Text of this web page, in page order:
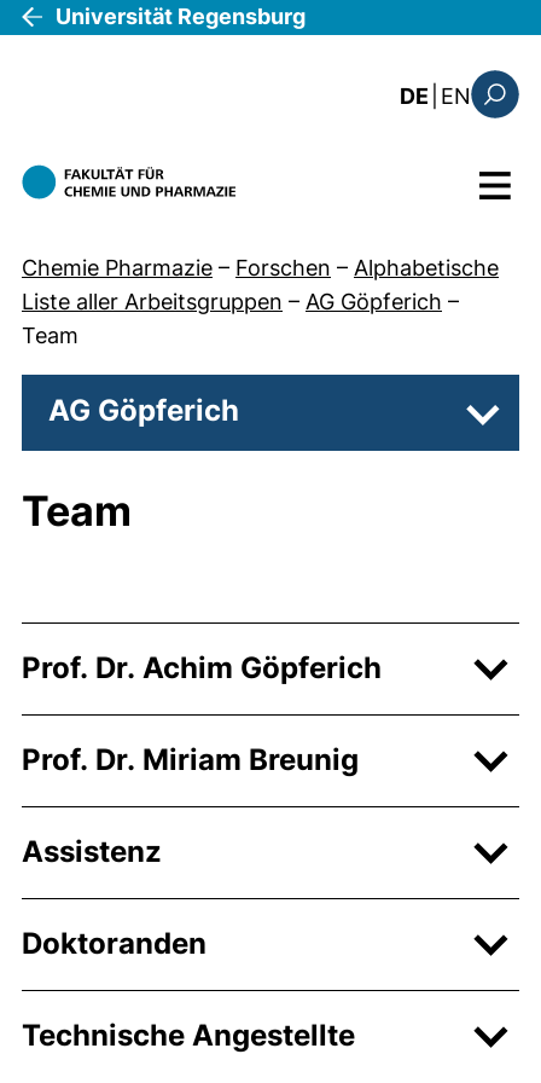
Direkt zum Inhalt
Universität Regensburg
DE EN: the
Menü
Chemie Pharmazie – Forschen – Alphabetische
Liste aller Arbeitsgruppen – AG Göpferich –
Team
AG Göpferich
Team
Prof. Dr. Achim Göpferich
Prof. Dr. Miriam Breunig
Assistenz
Doktoranden
Technische Angestellte